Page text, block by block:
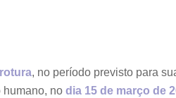
, no período previsto para
humano, no dia 15 de março de